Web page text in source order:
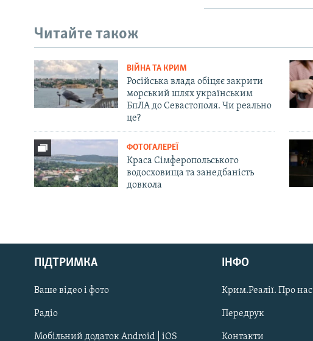
Русский
Qırımtatar
ДОЛУЧАЙСЯ!
Читайте також
ВІЙНА ТА КРИМ
Російська влада обіцяє закрити
морський шлях українським
БпЛА до Севастополя. Чи реально
це?
ФОТОГАЛЕРЕЇ
Краса Сімферопольського
водосховища та занедбаність
довкола
ПІДТРИМКА
Ваше відео і фото
Радіо
Мобільний додаток Android | iOS
ІНФО
Крим.Реалії. Про нас
Передрук
Контакти